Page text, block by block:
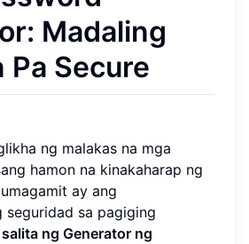
Madaling
Pa Secure
ng malakas na mga
hamon na kinakaharap ng
ay ang
seguridad sa pagiging
ng Generator ng